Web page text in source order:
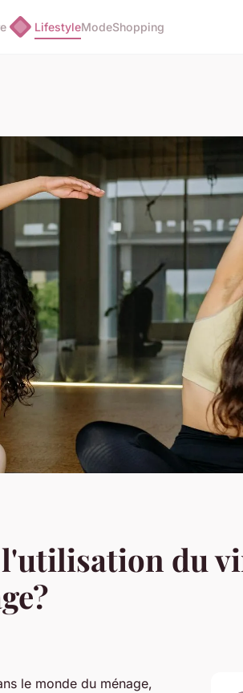
LifestyleModeShopping
l'utilisation du
le monde du ménage,